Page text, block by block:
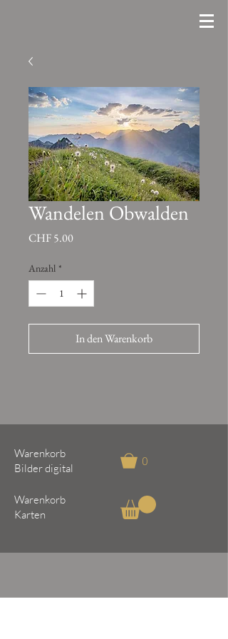
Wandelen Obwalden
CHF 5.00Preis
Anzahl *
In den Warenkorb
Warenkorb
Bilder digital
0
Warenkorb
Karten
Natur